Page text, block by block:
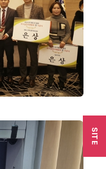
SITE